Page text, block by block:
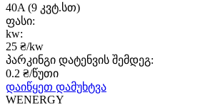
40A (9 კვტ.სთ)
ფასი:
kw:
25 ₴/kw
პარკინგი დატენვის შემდეგ:
0.2 ₴/წუთი
დაიწყეთ დამუხტვა
WENERGY